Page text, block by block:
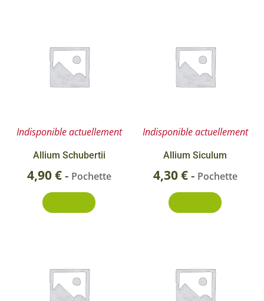
Indisponible actuellement
Allium Schubertii
4,90€- Pochette
Indisponible actuellement
Allium Siculum
4,30€- Pochette